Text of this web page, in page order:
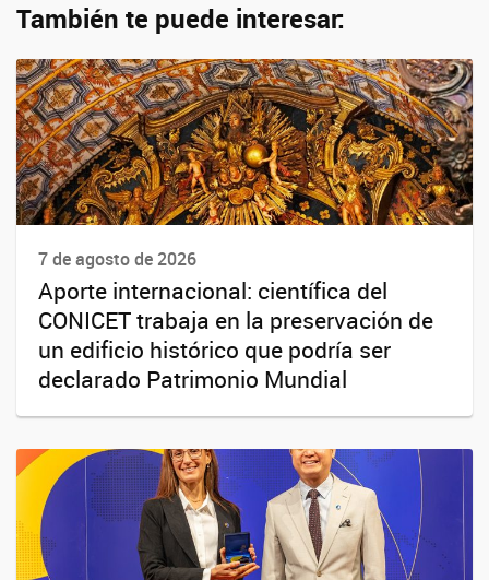
También te puede interesar:
7 de agosto de 2026
Aporte internacional: científica del
CONICET trabaja en la preservación de
un edificio histórico que podría ser
declarado Patrimonio Mundial